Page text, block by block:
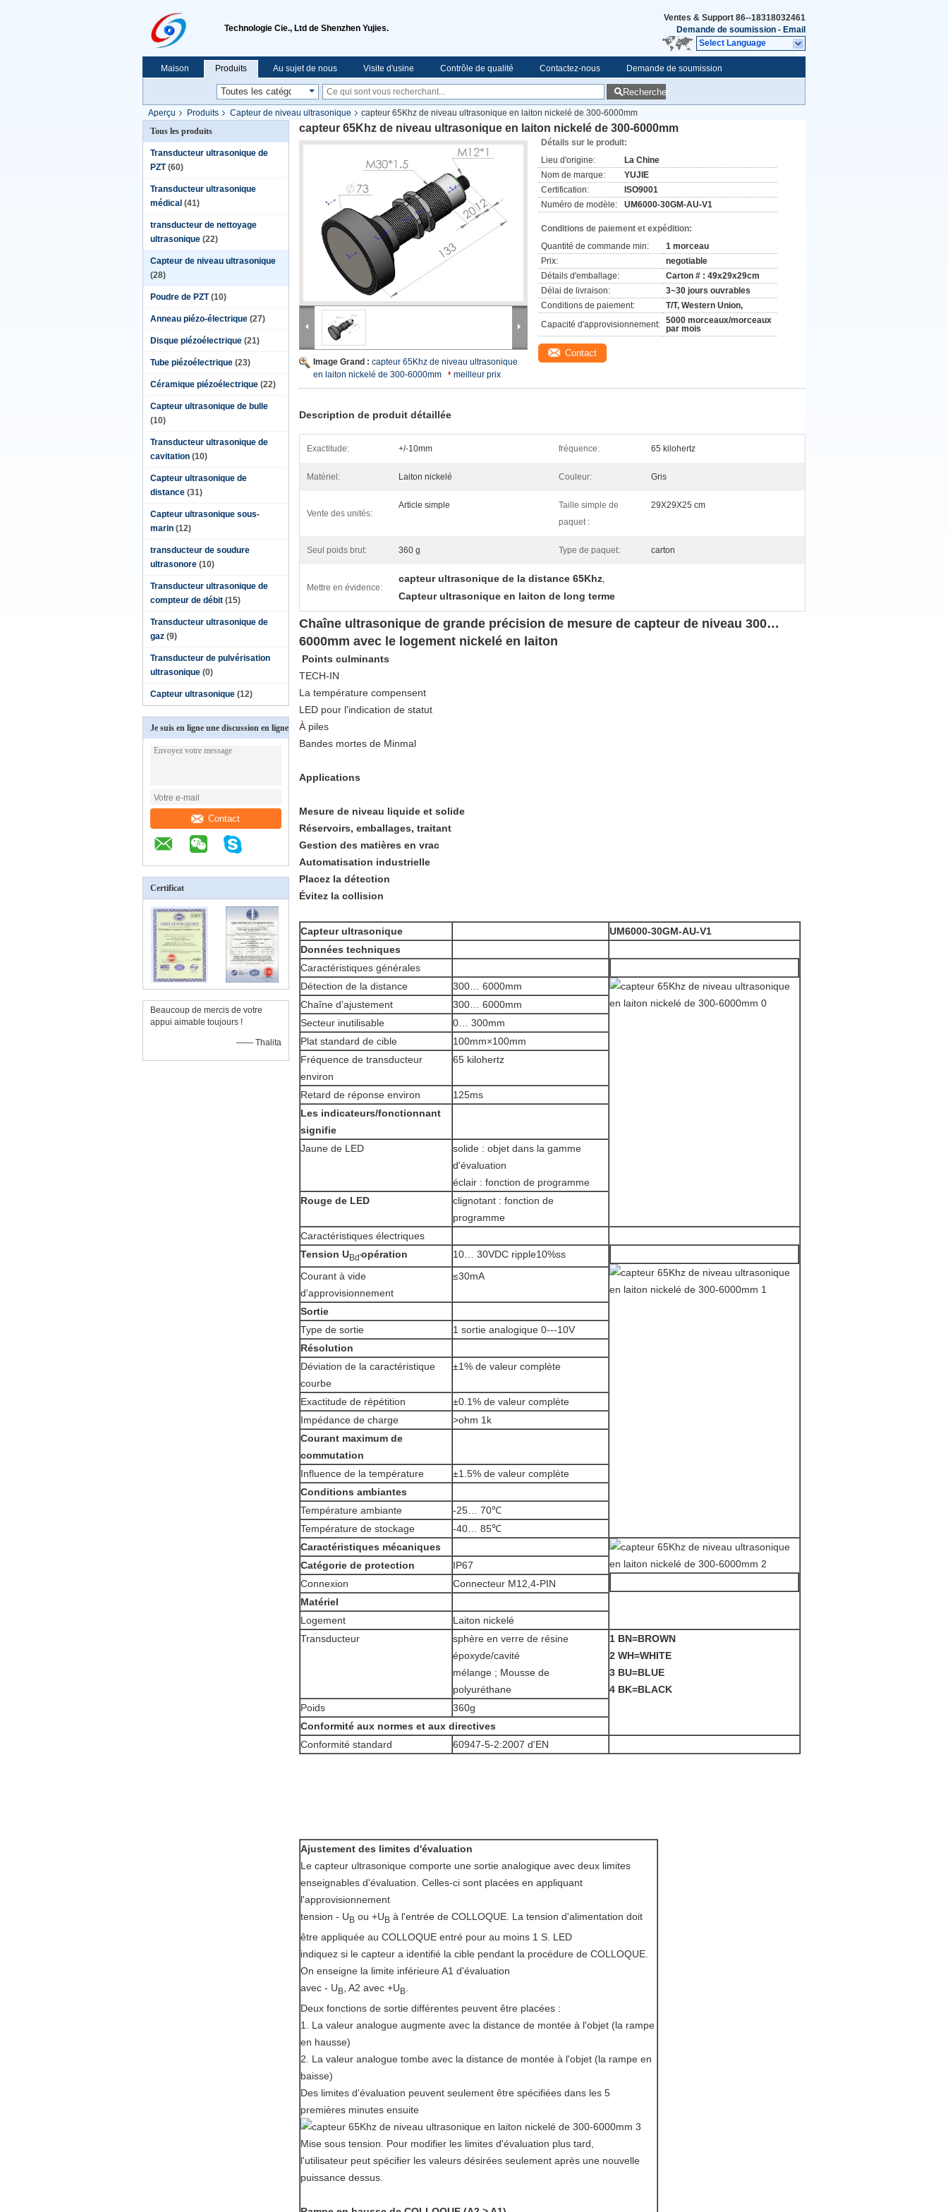
Technologie Cie., Ltd de Shenzhen Yujies.
Ventes & Support 86--18318032461
Demande de soumission - Email
Select Language
Maison Produits Au sujet de nous Visite d'usine Contrôle de qualité Contactez-nous Demande de soumission
Rechercher
Aperçu Produits Capteur de niveau ultrasonique
capteur 65Khz de niveau ultrasonique en laiton nickelé de 300-6000mm
Tous les produits
Transducteur ultrasonique de
PZT (60)
Transducteur ultrasonique
médical (41)
transducteur de nettoyage
ultrasonique (22)
Capteur de niveau ultrasonique
(28)
Poudre de PZT (10)
Anneau piézo-électrique (27)
Disque piézoélectrique (21)
Tube piézoélectrique (23)
Céramique piézoélectrique (22)
Capteur ultrasonique de bulle
(10)
Transducteur ultrasonique de
cavitation (10)
Capteur ultrasonique de
distance (31)
Capteur ultrasonique sous-
marin (12)
transducteur de soudure
ultrasonore (10)
Transducteur ultrasonique de
compteur de débit (15)
Transducteur ultrasonique de
gaz (9)
Transducteur de pulvérisation
ultrasonique (0)
Capteur ultrasonique (12)
Je suis en ligne une discussion en ligne
Contact
Certificat
Beaucoup de mercis de votre
appui aimable toujours !
—— Thalita
capteur 65Khz de niveau ultrasonique en laiton nickelé de 300-6000mm
Image Grand : capteur 65Khz de niveau ultrasonique
en laiton nickelé de 300-6000mm
meilleur prix
Détails sur le produit:
Lieu d'origine:
La Chine
Nom de marque:
YUJIE
Certification:
ISO9001
Numéro de modèle:
UM6000-30GM-AU-V1
Conditions de paiement et expédition:
Quantité de commande min:
1 morceau
Prix:
negotiable
Détails d'emballage:
Carton # : 49x29x29cm
Délai de livraison:
3~30 jours ouvrables
Conditions de paiement:
T/T, Western Union,
Capacité d'approvisionnement: 5000 morceaux/morceaux
par mois
Contact
Description de produit détaillée
Exactitude: +/-10mm fréquence: 65 kilohertz
Matériel: Laiton nickelé Couleur: Gris
Vente des unités:
Article simple
Taille simple de
paquet :
29X29X25 cm
Seul poids brut: 360 g Type de paquet: carton
Mettre en évidence:
capteur ultrasonique de la distance 65Khz,
Capteur ultrasonique en laiton de long terme
Chaîne ultrasonique de grande précision de mesure de capteur de niveau 300…
6000mm avec le logement nickelé en laiton
Points culminants
TECH-IN
La température compensent
LED pour l'indication de statut
À piles
Bandes mortes de Minmal
Applications
Mesure de niveau liquide et solide
Réservoirs, emballages, traitant
Gestion des matières en vrac
Automatisation industrielle
Placez la détection
Évitez la collision
Capteur ultrasonique
UM6000-30GM-AU-V1
Données techniques
Caractéristiques générales
Détection de la distance
300… 6000mm
Chaîne d'ajustement
300… 6000mm
Secteur inutilisable
0… 300mm
Plat standard de cible
100mm×100mm
Fréquence de transducteur
environ
65 kilohertz
Retard de réponse environ
125ms
Les indicateurs/fonctionnant
signifie
Jaune de LED
solide : objet dans la gamme
d'évaluation
éclair : fonction de programme
Rouge de LED
clignotant : fonction de
programme
Caractéristiques électriques
Tension UBd'opération
10… 30VDC ripple10%ss
Courant à vide
d'approvisionnement
≤30mA
Sortie
Type de sortie
1 sortie analogique 0---10V
Résolution
Déviation de la caractéristique
courbe
±1% de valeur complète
Exactitude de répétition
±0.1% de valeur complète
Impédance de charge
>ohm 1k
Courant maximum de
commutation
Influence de la température
±1.5% de valeur complète
Conditions ambiantes
Température ambiante
-25… 70℃
Température de stockage
-40… 85℃
Caractéristiques mécaniques
Catégorie de protection
IP67
Connexion
Connecteur M12,4-PIN
Matériel
Logement
Laiton nickelé
Transducteur
sphère en verre de résine
époxyde/cavité
mélange ; Mousse de
polyuréthane
1 BN=BROWN
2 WH=WHITE
3 BU=BLUE
4 BK=BLACK
Poids
360g
Conformité aux normes et aux directives
Conformité standard
60947-5-2:2007 d'EN
Ajustement des limites d'évaluation
Le capteur ultrasonique comporte une sortie analogique avec deux limites
enseignables d'évaluation. Celles-ci sont placées en appliquant
l'approvisionnement
tension - UB ou +UB à l'entrée de COLLOQUE. La tension d'alimentation doit
être appliquée au COLLOQUE entré pour au moins 1 S. LED
indiquez si le capteur a identifié la cible pendant la procédure de COLLOQUE.
On enseigne la limite inférieure A1 d'évaluation
avec - UB , A2 avec +UB
Deux fonctions de sortie différentes peuvent être placées :
1. La valeur analogue augmente avec la distance de montée à l'objet (la rampe
en hausse)
2. La valeur analogue tombe avec la distance de montée à l'objet (la rampe en
baisse)
Des limites d'évaluation peuvent seulement être spécifiées dans les 5
premières minutes ensuite
Mise sous tension. Pour modifier les limites d'évaluation plus tard,
l'utilisateur peut spécifier les valeurs désirées seulement après une nouvelle
puissance dessus.